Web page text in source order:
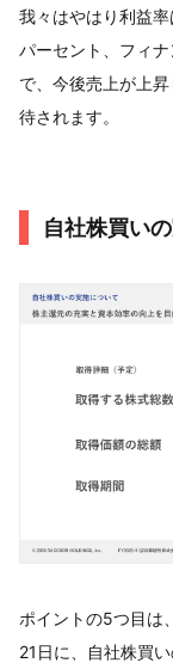
我々はやはり利益
パーセント、フィ
で、今後売上が上
待されます。
自社株買い
ポイントの5つ目は
21日に、自社株買